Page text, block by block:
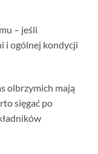
– jeśli
i ogólnej kondycji
olbrzymich mają
sięgać po